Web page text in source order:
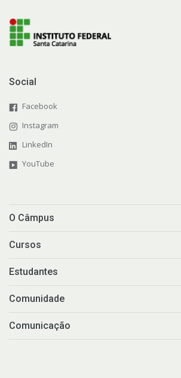
Social
Facebook
Instagram
LinkedIn
YouTube
O Câmpus
Cursos
Estudantes
Comunidade
Comunicação